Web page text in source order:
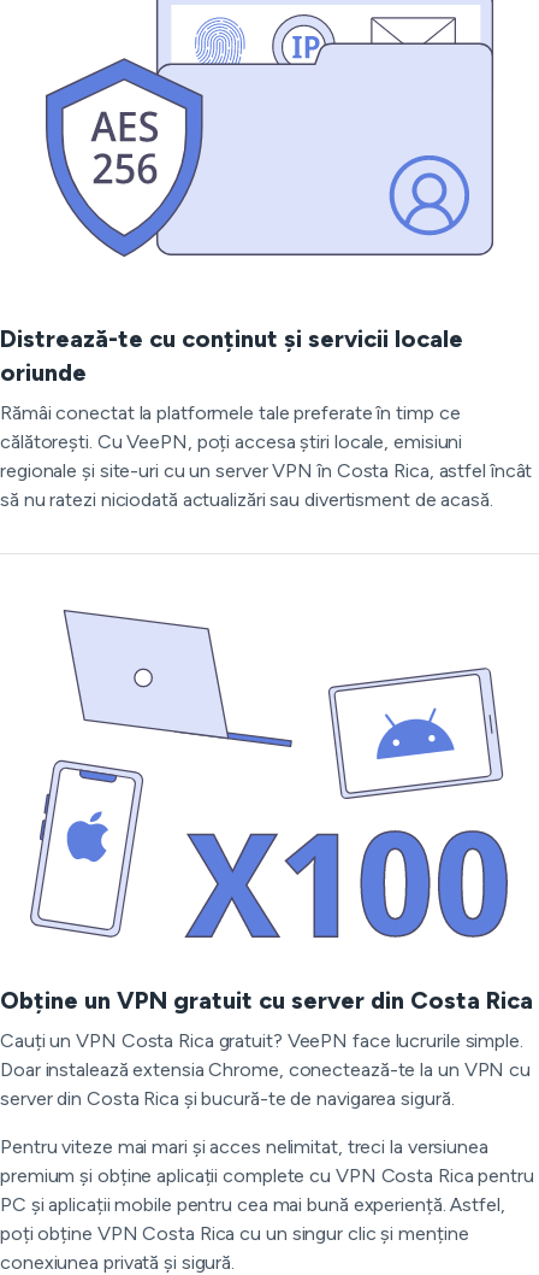
Distrează-te cu conținut și servicii locale
oriunde
Rămâi conectat la platformele tale preferate în timp ce
călătorești. Cu VeePN, poți accesa știri locale, emisiuni
regionale și site-uri cu un server VPN în Costa Rica, astfel încât
să nu ratezi niciodată actualizări sau divertisment de acasă.
Obține un VPN gratuit cu server din Costa Rica
Cauți un VPN Costa Rica gratuit? VeePN face lucrurile simple.
Doar instalează extensia Chrome, conectează-te la un VPN cu
server din Costa Rica și bucură-te de navigarea sigură.
Pentru viteze mai mari și acces nelimitat, treci la versiunea
premium și obține aplicații complete cu VPN Costa Rica pentru
PC și aplicații mobile pentru cea mai bună experiență. Astfel,
poți obține VPN Costa Rica cu un singur clic și menține
conexiunea privată și sigură.